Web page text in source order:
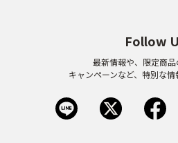
シミ・そばかす ゆ
Follow
最新情報や、限定商
キャンペーンなど、特別な